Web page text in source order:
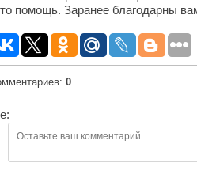
помощь. Заранее благодарны
: 0